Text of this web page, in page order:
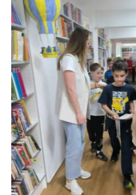
PROGRAMI I
KATALOG
O KNJIŽNICI
ZA KORISNIKE
ODJELI
DOKUMENTI
KONTAKT